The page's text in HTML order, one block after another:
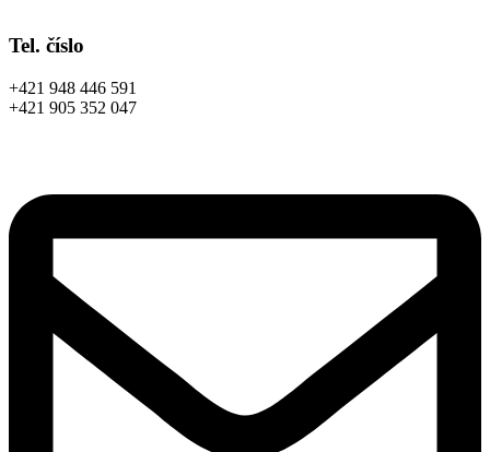
Tel. číslo
+421 948 446 591
+421 905 352 047